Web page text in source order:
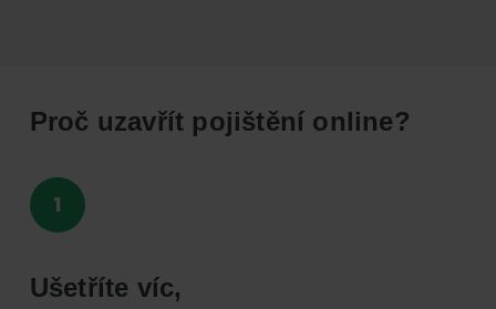
Proč uzavřít pojištění online?
Ušetříte víc,